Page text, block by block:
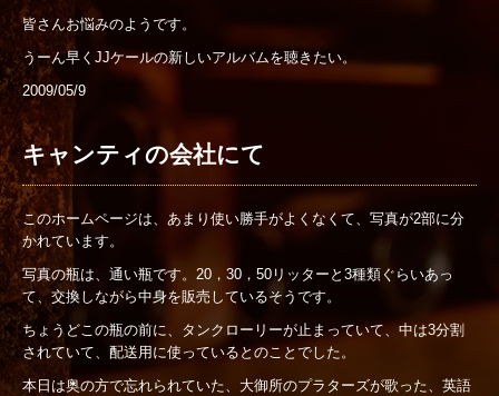
皆さんお悩みのようです。
うーん早くJJケールの新しいアルバムを聴きたい。
2009/05/9
キャンティの会社にて
このホームページは、あまり使い勝手がよくなくて、写真が2部に分
かれています。
写真の瓶は、通い瓶です。20，30，50リッターと3種類ぐらいあっ
て、交換しながら中身を販売しているそうです。
ちょうどこの瓶の前に、タンクローリーが止まっていて、中は3分割
されていて、配送用に使っているとのことでした。
本日は奥の方で忘れられていた、大御所のプラターズが歌った、英語